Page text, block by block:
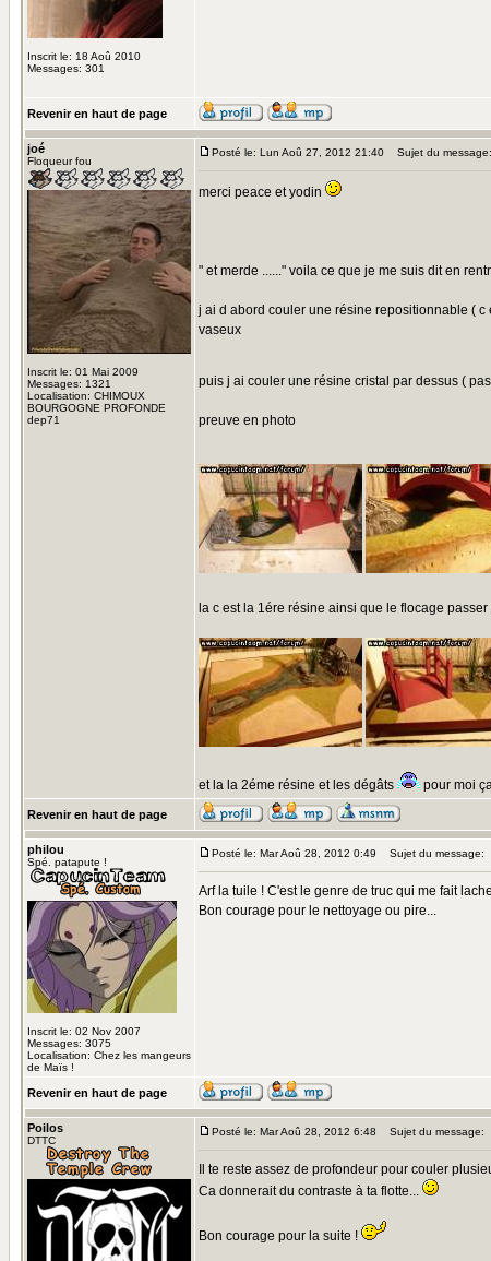
Inscrit le: 18 Aoû 2010
Messages: 301
Revenir en haut de page
joé
Floqueur fou
Inscrit le: 01 Mai 2009
Messages: 1321
Localisation: CHIMOUX
BOURGOGNE PROFONDE
dep71
Posté le: Lun Aoû 27, 2012 21:40 Sujet du message:
merci peace et yodin
" et merde ......" voila ce que je me suis dit en
j ai d abord couler une résine repositionnable (
vaseux
puis j ai couler une résine cristal par dessus (
preuve en photo
la c est la 1ére résine ainsi que le flocage
et la la 2éme résine et les dégâts pour moi
Revenir en haut de page
philou
Spé. patapute !
Inscrit le: 02 Nov 2007
Messages: 3075
Localisation: Chez les mangeurs
de Maïs !
Posté le: Mar Aoû 28, 2012 0:49 Sujet du message:
Arf la tuile ! C'est le genre de truc qui me fait
Bon courage pour le nettoyage ou pire...
Revenir en haut de page
Poilos
DTTC
Posté le: Mar Aoû 28, 2012 6:48 Sujet du message:
Il te reste assez de profondeur pour couler
Ca donnerait du contraste à ta flotte...
Bon courage pour la suite !